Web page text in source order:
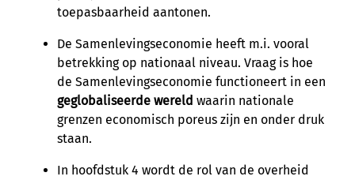
toepasbaarheid aantonen.
De Samenlevingseconomie heeft m.i. vooral
betrekking op nationaal niveau. Vraag is hoe
de Samenlevingseconomie functioneert in een
geglobaliseerde wereld waarin nationale
grenzen economisch poreus zijn en onder druk
staan.
In hoofdstuk 4 wordt de rol van de overheid